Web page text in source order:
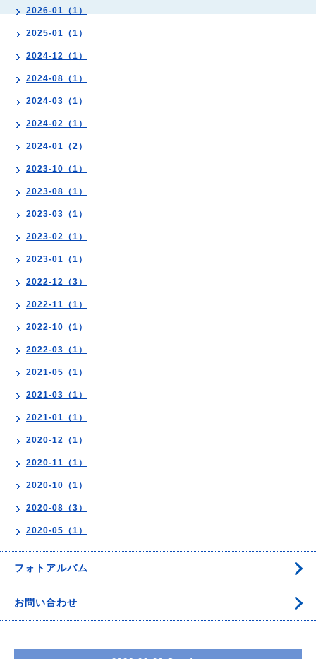
2026-01（1）
2025-01（1）
2024-12（1）
2024-08（1）
2024-03（1）
2024-02（1）
2024-01（2）
2023-10（1）
2023-08（1）
2023-03（1）
2023-02（1）
2023-01（1）
2022-12（3）
2022-11（1）
2022-10（1）
2022-03（1）
2021-05（1）
2021-03（1）
2021-01（1）
2020-12（1）
2020-11（1）
2020-10（1）
2020-08（3）
2020-05（1）
フォトアルバム
お問い合わせ